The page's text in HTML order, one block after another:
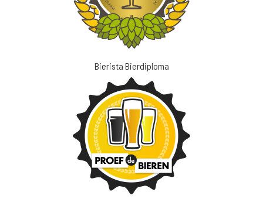
Bierista Bierdiploma